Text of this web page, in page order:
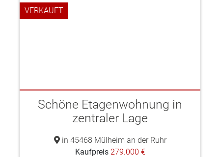
VERKAUFT
Schöne Etagenwohnung in
zentraler Lage
in 45468 Mülheim an der Ruhr
Kaufpreis 279.000 €